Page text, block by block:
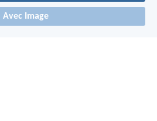
Avec Image